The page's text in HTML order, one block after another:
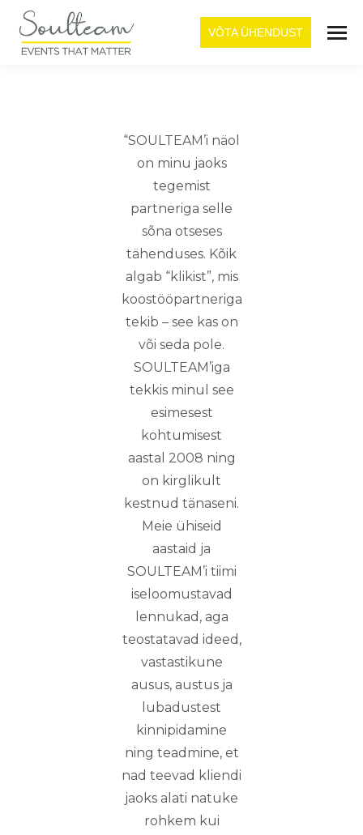
VÕTA ÜHENDUST
“SOULTEAM’i näol
on minu jaoks
tegemist
partneriga selle
sõna otseses
tähenduses. Kõik
algab “klikist”, mis
koostööpartneriga
tekib – see kas on
või seda pole.
SOULTEAM’iga
tekkis minul see
esimesest
kohtumisest
aastal 2008 ning
on kirglikult
kestnud tänaseni.
Meie ühiseid
aastaid ja
SOULTEAM’i tiimi
iseloomustavad
lennukad, aga
teostatavad ideed,
vastastikune
ausus, austus ja
lubadustest
kinnipidamine
ning teadmine, et
nad teevad kliendi
jaoks alati natuke
rohkem kui